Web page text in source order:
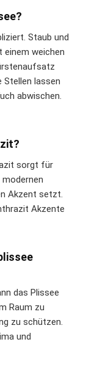
Staub und
einem weichen
lassen
abwischen.
sorgt für
Akzent setzt.
Akzente
das Plissee
Raum zu
zu schützen.
und